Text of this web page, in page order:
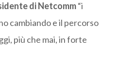
di Netcomm“i
cambiando e il percorso
più che mai, in forte